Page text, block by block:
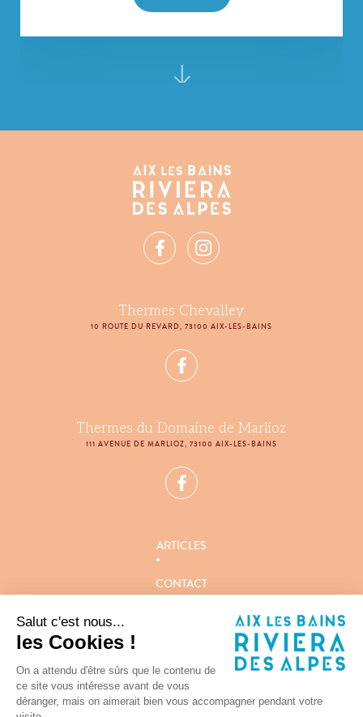
Thermes Chevalley
10 ROUTE DU REVARD, 73100 AIX-LES-BAINS
Thermes du Domaine de Marlioz
111 AVENUE DE MARLIOZ, 73100 AIX-LES-BAINS
ARTICLES
CONTACT
Salut c'est nous...
les Cookies !
On a attendu d'être sûrs que le contenu de
ce site vous intéresse avant de vous
déranger, mais on aimerait bien vous accompagner pendant votre